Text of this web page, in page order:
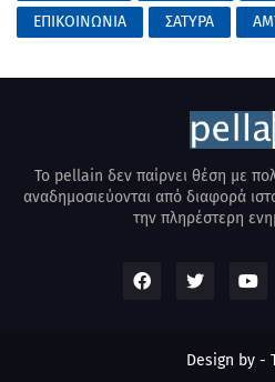
ΕΠΙΚΟΙΝΩΝΙΑ
ΣΑΤΥΡΑ
Το pellain δεν παίρνει θέση με
αναδημοσιεύονται από διαφορά
την πληρέστερη
Design by -